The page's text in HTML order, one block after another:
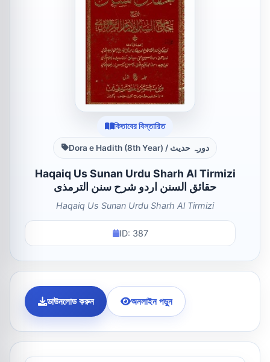
কিতাবের বিস্তারিত
Dora e Hadith (8th Year) / دورہ حدیث
Haqaiq Us Sunan Urdu Sharh Al Tirmizi
حقائق السنن اردو شرح سنن الترمذی
Haqaiq Us Sunan Urdu Sharh Al Tirmizi
ID: 387
ডাউনলোড করুন অনলাইন পড়ুন